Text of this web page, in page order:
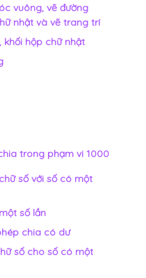
vuông, vẽ đường
nhật và vẽ trang trí
khối hộp chữ nhật
trong phạm vi 1000
số với số có một
số lần
chia có dư
số cho số có một